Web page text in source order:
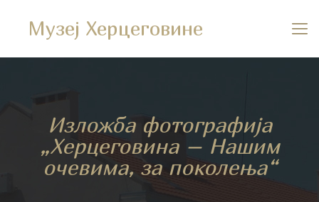
Музеј Херцеговине
Изложба фотографија
„Херцеговина – Нашим
очевима, за поколења“